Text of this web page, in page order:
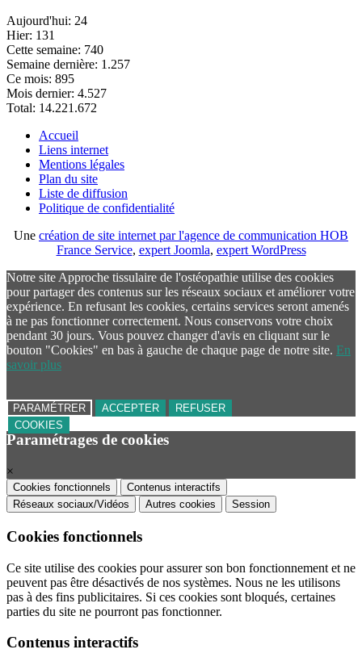
Aujourd'hui: 24
Hier: 131
Cette semaine: 740
Semaine dernière: 1.257
Ce mois: 895
Mois dernier: 4.527
Total: 14.221.672
Accueil
Liens internet
Mentions légales
Plan du site
Liste de diffusion
Politique de confidentialité
Une création de site internet par l'agence de communication HOB
France Service, expert Joomla, expert WordPress
Notre site Approche tissulaire de l'ostéopathie utilise des cookies
pour partager des contenus sur les réseaux sociaux et améliorer votre
expérience. En refusant les cookies, certains services seront amenés
à ne pas fonctionner correctement. Nous conservons votre choix
pendant 30 jours. Vous pouvez changer d'avis en cliquant sur le
bouton "Cookies" en bas à gauche de chaque page de notre site. En
savoir plus
PARAMÉTRER ACCEPTER
REFUSER
COOKIES
Paramétrages de cookies
×
Cookies fonctionnels
Contenus interactifs
Réseaux sociaux/Vidéos
Autres cookies Session
Cookies fonctionnels
Ce site utilise des cookies pour assurer son bon fonctionnement et ne
peuvent pas être désactivés de nos systèmes. Nous ne les utilisons
pas à des fins publicitaires. Si ces cookies sont bloqués, certaines
parties du site ne pourront pas fonctionner.
Contenus interactifs